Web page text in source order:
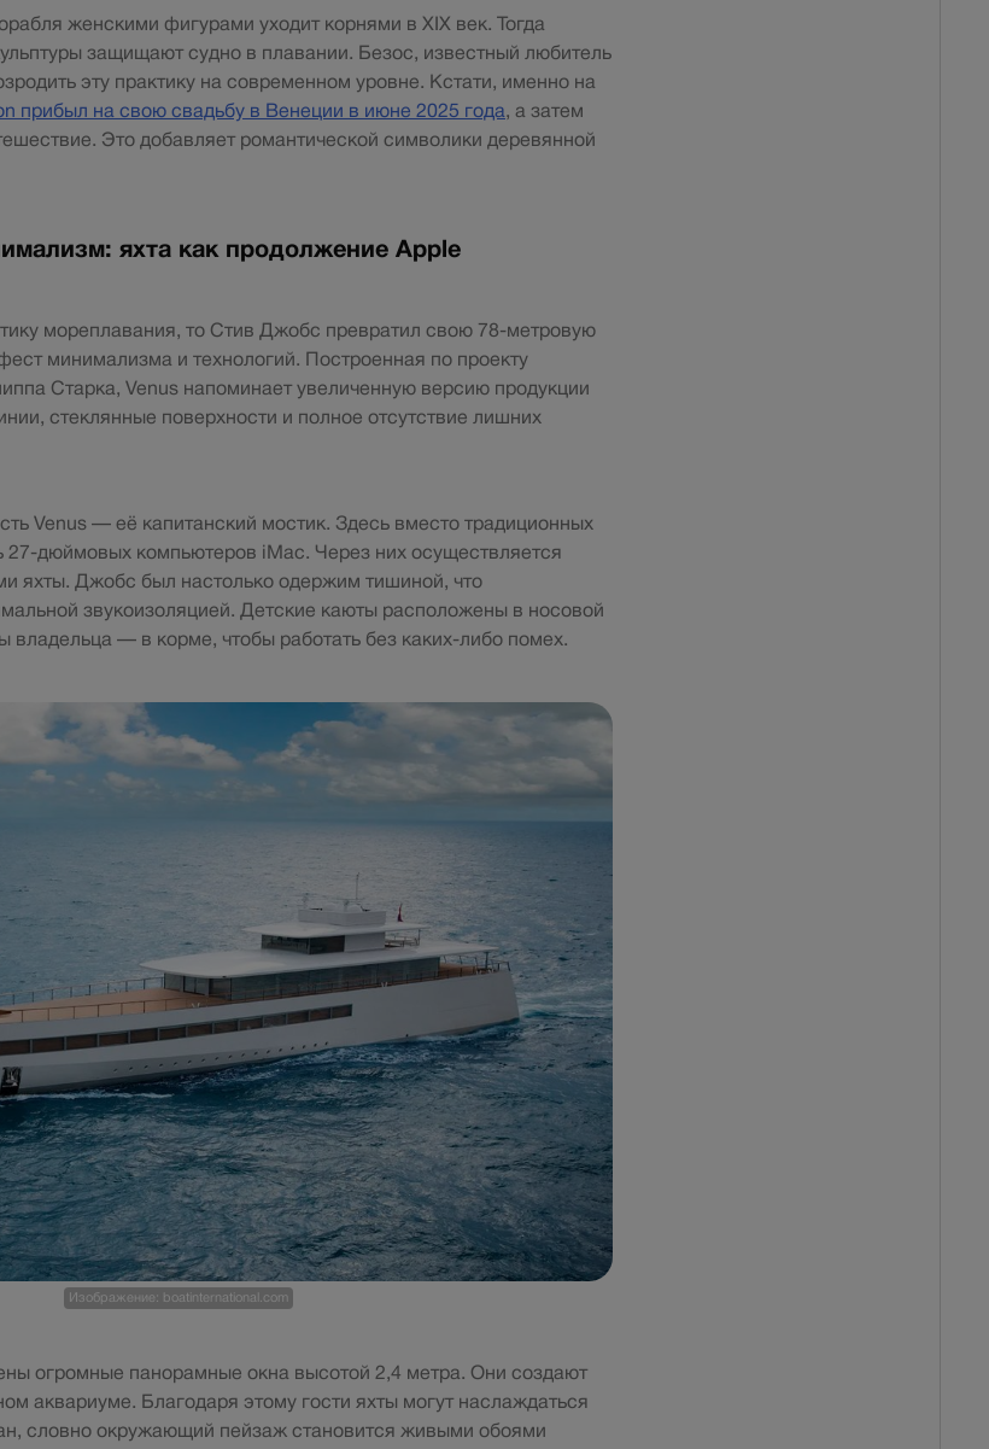
женскими фигурами уходит корнями в XIX век. Тогда
защищают судно в плавании. Безос, известный любитель
эту практику на современном уровне. Кстати, именно на
прибыл на свою свадьбу в Венеции в июне 2025 года, а затем
Это добавляет романтической символики деревянной
яхта как продолжение Apple
мореплавания, то Стив Джобс превратил свою 78-метровую
минимализма и технологий. Построенная по проекту
Старка, Venus напоминает увеличенную версию продукции
стеклянные поверхности и полное отсутствие лишних
Venus — её капитанский мостик. Здесь вместо традиционных
27-дюймовых компьютеров iMac. Через них осуществляется
яхты. Джобс был настолько одержим тишиной, что
звукоизоляцией. Детские каюты расположены в носовой
владельца — в корме, чтобы работать без каких-либо помех.
Изображение: boatinternational.com
огромные панорамные окна высотой 2,4 метра. Они создают
аквариуме. Благодаря этому гости яхты могут наслаждаться
словно окружающий пейзаж становится живыми обоями